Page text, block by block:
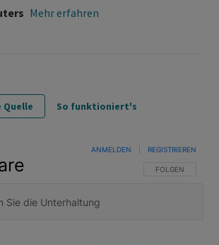
Mehr erfahren
So funktioniert's
FOLGE DIESER
FOLGEN
ANMELDEN REGISTRIEREN